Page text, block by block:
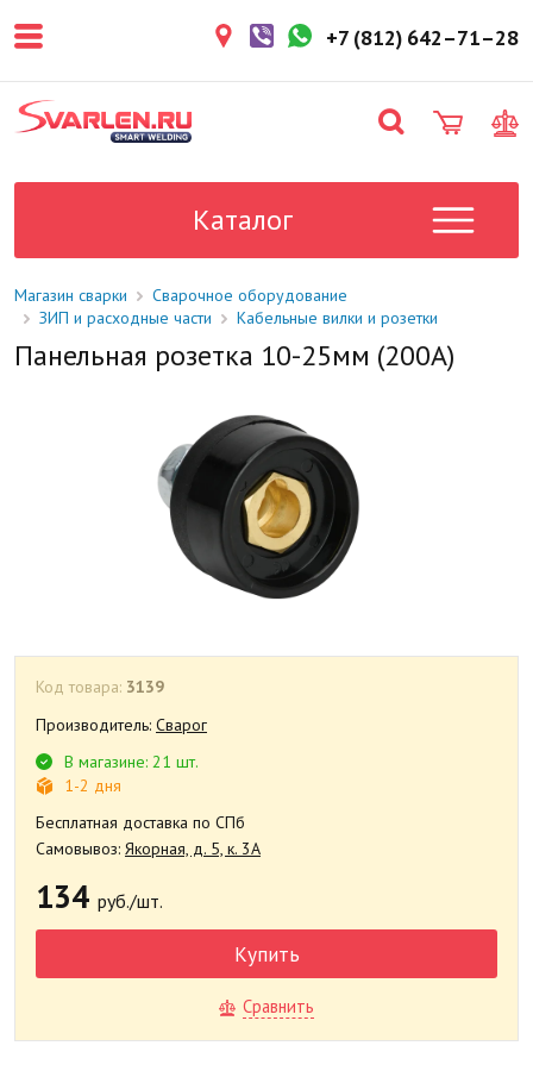
более 3 рабочих дней.
поставки в магазин: 1-2 рабочих
дня.
Данный товар отсутствует на
уточните у менеджера.
+7 (812) 642–71–28
Каталог
Магазин сварки
Сварочное оборудование
ЗИП и расходные части
Кабельные вилки и розетки
Панельная розетка 10-25мм (200А)
Код товара: 3139
Производитель: Сварог
В магазине: 21 шт.
1-2 дня
Бесплатная доставка по СПб
Самовывоз: Якорная, д. 5, к. 3А
134 руб./шт.
Купить
Сравнить